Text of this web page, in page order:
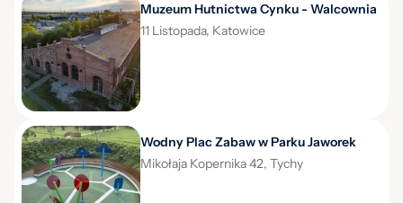
Muzeum Hutnictwa Cynku - Walcownia
11 Listopada, Katowice
Wodny Plac Zabaw w Parku Jaworek
Mikołaja Kopernika 42, Tychy